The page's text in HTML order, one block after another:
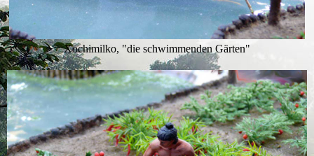
Xochimilko, "die schwimmenden Gärten"